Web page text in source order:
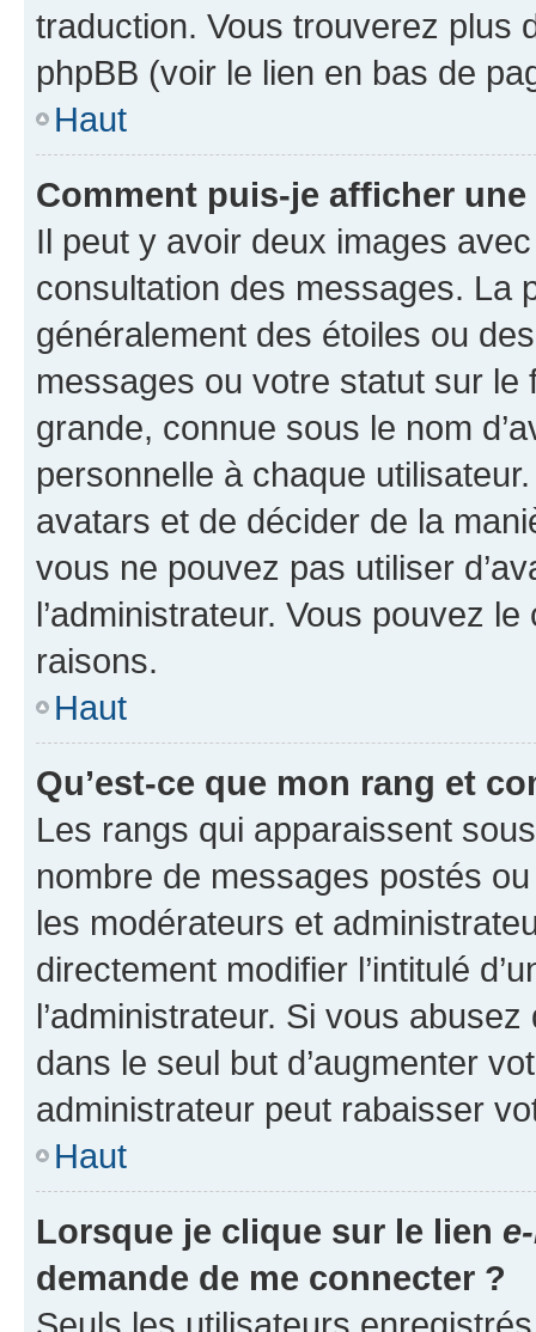
traduction. Vous trouverez plus
phpBB (voir le lien en bas de
Haut
Comment puis-je afficher
Il peut y avoir deux images
consultation des messages. La
généralement des étoiles ou
messages ou votre statut sur
grande, connue sous le nom
personnelle à chaque utilisateur.
avatars et de décider de la
vous ne pouvez pas utiliser
l’administrateur. Vous pouvez
raisons.
Haut
Qu’est-ce que mon rang et
Les rangs qui apparaissent
nombre de messages postés
les modérateurs et
directement modifier l’intitulé
l’administrateur. Si vous
dans le seul but d’augmenter
administrateur peut rabaisser
Haut
Lorsque je clique sur le lien
demande de me connecter ?